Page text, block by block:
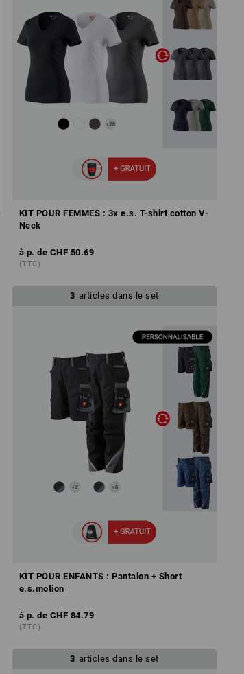
vos kits !
KIT POUR FEMMES : 3x e.s. T-shirt cotton V-
Neck
à p. de CHF 50.69
(TTC)
3 articles dans le set
KIT POUR ENFANTS : Pantalon + Short
e.s.motion
à p. de CHF 84.79
(TTC)
3 articles dans le set